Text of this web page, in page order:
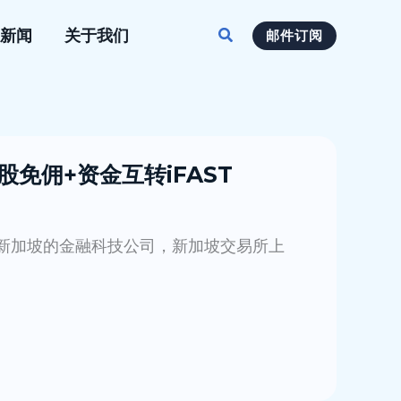
新闻 关于我们
搜
邮件订阅
免佣+资金互转iFAST
坡的金融科技公司，新加坡交易所上